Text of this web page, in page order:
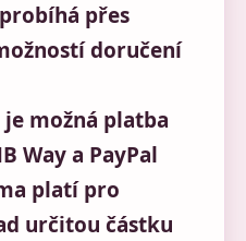
přes
doručení
možná platba
Way a PayPal
platí pro
určitou částku